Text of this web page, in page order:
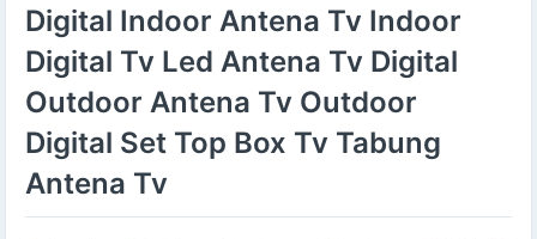
Digital Indoor Antena Tv Indoor
Digital Tv Led Antena Tv Digital
Outdoor Antena Tv Outdoor
Digital Set Top Box Tv Tabung
Antena Tv